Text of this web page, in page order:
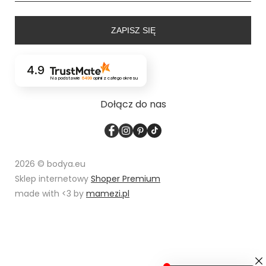
ZAPISZ SIĘ
4.9
Na podstawie 6499opinii z całego okresu
Dołącz do nas
2026 © bodya.eu
Sklep internetowy Shoper Premium
made with <3 by mamezi.pl